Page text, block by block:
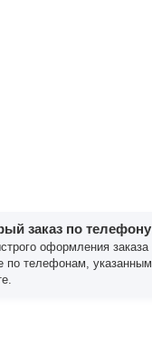
заказ по телефону
оформления заказа
по телефонам, указанным